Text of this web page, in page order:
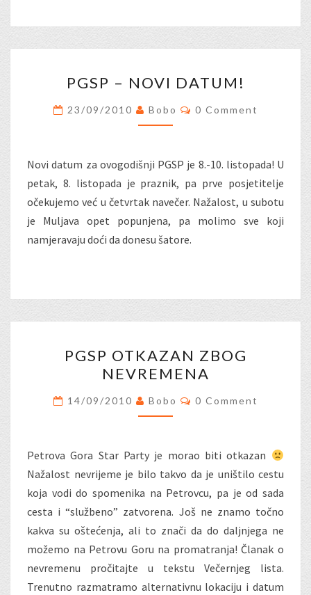
–
NOVI
DATUM!
PGSP – NOVI DATUM!
23/09/2010 Bobo Comments
0 Comment
Novi datum za ovogodišnji PGSP je 8.-10. listopada! U
petak, 8. listopada je praznik, pa prve posjetitelje
očekujemo već u četvrtak navečer. Nažalost, u subotu
je Muljava opet popunjena, pa molimo sve koji
namjeravaju doći da donesu šatore.
OTKAZAN
ZBOG
NEVREMENA
PGSP OTKAZAN ZBOG
NEVREMENA
14/09/2010 Bobo Comments
0 Comment
Petrova Gora Star Party je morao biti otkazan
Nažalost nevrijeme je bilo takvo da je uništilo cestu
koja vodi do spomenika na Petrovcu, pa je od sada
cesta i “službeno” zatvorena. Još ne znamo točno
kakva su oštećenja, ali to znači da do daljnjega ne
možemo na Petrovu Goru na promatranja! Članak o
nevremenu pročitajte u tekstu Večernjeg lista.
Trenutno razmatramo alternativnu lokaciju i datum